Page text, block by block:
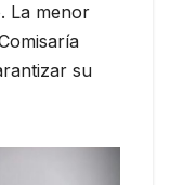
La menor
su